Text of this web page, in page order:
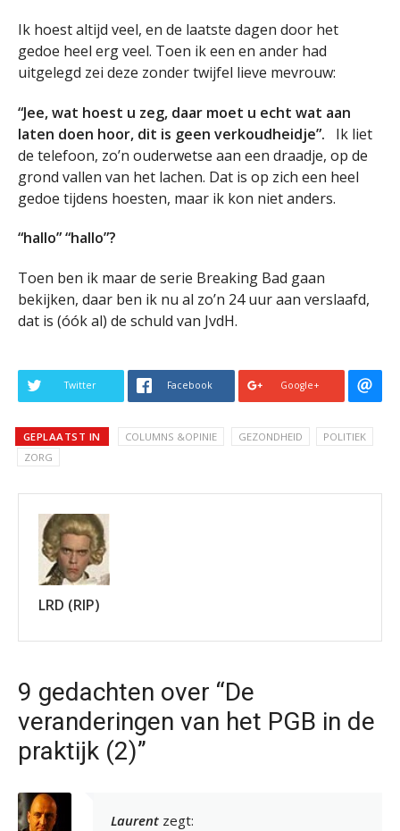
Ik hoest altijd veel, en de laatste dagen door het
gedoe heel erg veel. Toen ik een en ander had
uitgelegd zei deze zonder twijfel lieve mevrouw:
“Jee, wat hoest u zeg, daar moet u echt wat aan
laten doen hoor, dit is geen verkoudheidje”.
Ik liet
de telefoon, zo’n ouderwetse aan een draadje, op de
grond vallen van het lachen. Dat is op zich een heel
gedoe tijdens hoesten, maar ik kon niet anders.
“hallo” “hallo”?
Toen ben ik maar de serie Breaking Bad gaan
bekijken, daar ben ik nu al zo’n 24 uur aan verslaafd,
dat is (óók al) de schuld van JvdH.
Twitter Facebook Google+
GEPLAATST IN COLUMNS &OPINIE GEZONDHEID
POLITIEK
ZORG
LRD (RIP)
9 gedachten over “De
veranderingen van het PGB in de
praktijk (2)”
Laurent zegt: